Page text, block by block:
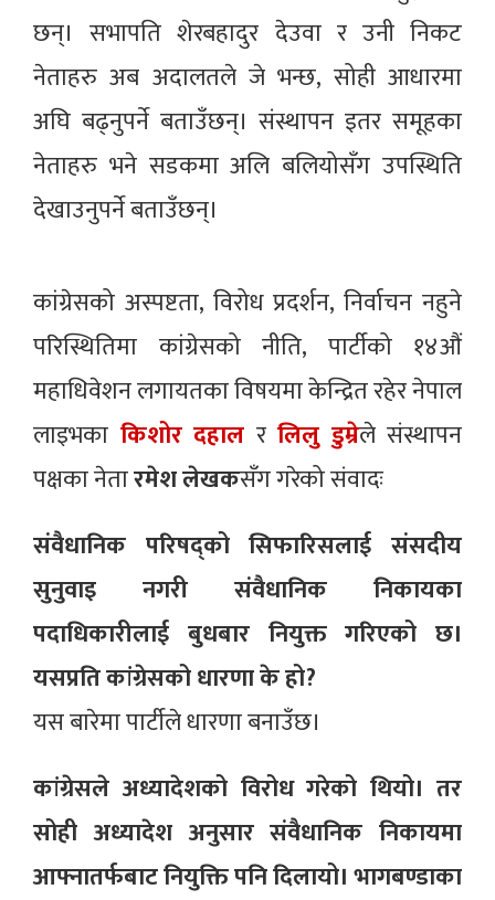
छन्। सभापति शेरबहादुर देउवा र उनी निकट
नेताहरु अब अदालतले जे भन्छ, सोही आधारमा
अघि बढ्नुपर्ने बताउँछन्। संस्थापन इतर समूहका
नेताहरु भने सडकमा अलि बलियोसँग उपस्थिति
देखाउनुपर्ने बताउँछन्।
कांग्रेसको अस्पष्टता, विरोध प्रदर्शन, निर्वाचन नहुने
परिस्थितिमा कांग्रेसको नीति, पार्टीको १४औं
महाधिवेशन लगायतका विषयमा केन्द्रित रहेर नेपाल
लाइभका किशोर दहाल र लिलु डुम्रेले संस्थापन
पक्षका नेतारमेश लेखकसँग गरेको संवादः
संवैधानिक परिषद्को सिफारिसलाई संसदीय
सुनुवाइ नगरी संवैधानिक निकायका
पदाधिकारीलाई बुधबार नियुक्त गरिएको छ।
यसप्रति कांग्रेसको धारणा के हो?
यस बारेमा पार्टीले धारणा बनाउँछ।
कांग्रेसले अध्यादेशको विरोध गरेको थियो। तर
सोही अध्यादेश अनुसार संवैधानिक निकायमा
आफ्नातर्फबाट नियुक्ति पनि दिलायो। भागबण्डाका